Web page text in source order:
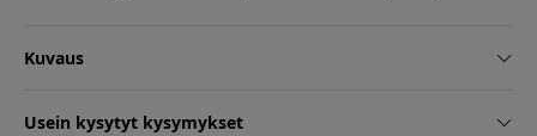
Kuvaus
Usein kysytyt kysymykset